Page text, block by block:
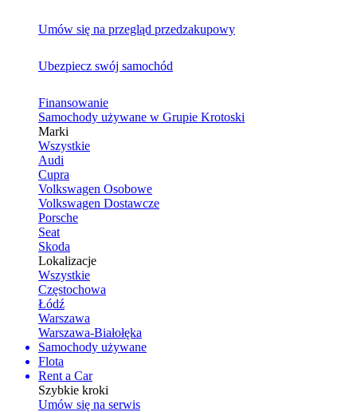
Umów się na przegląd przedzakupowy
Ubezpiecz swój samochód
Finansowanie
Samochody używane w Grupie Krotoski
Marki
Wszystkie
Audi
Cupra
Volkswagen Osobowe
Volkswagen Dostawcze
Porsche
Seat
Skoda
Lokalizacje
Wszystkie
Częstochowa
Łódź
Warszawa
Warszawa-Białołęka
Samochody używane
Flota
Rent a Car
Szybkie kroki
Umów się na serwis